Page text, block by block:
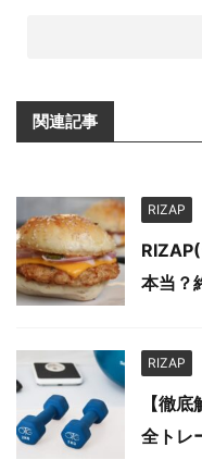
関連記事
RIZAP
本当？
RIZAP
【徹
全トレ